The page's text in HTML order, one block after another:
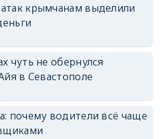
крымчанам выделили
чуть не обернулся
в Севастополе
почему водители всё чаще